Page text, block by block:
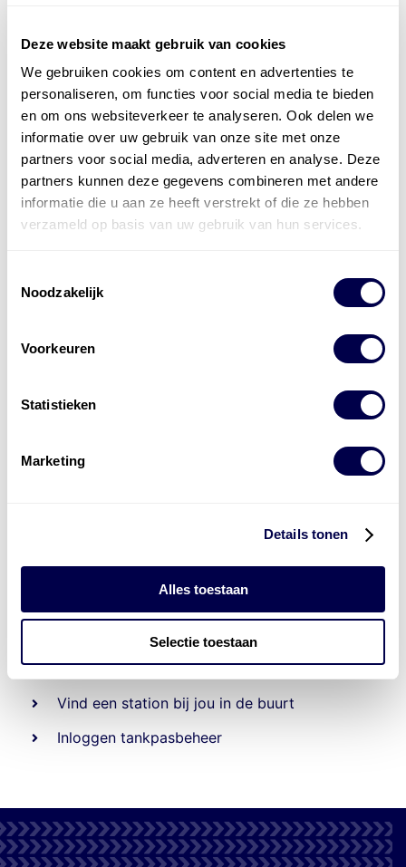
Deze website maakt gebruik van cookies
We gebruiken cookies om content en advertenties te
personaliseren, om functies voor social media te bieden
en om ons websiteverkeer te analyseren. Ook delen we
informatie over uw gebruik van onze site met onze
partners voor social media, adverteren en analyse. Deze
partners kunnen deze gegevens combineren met andere
informatie die u aan ze heeft verstrekt of die ze hebben
verzameld op basis van uw gebruik van hun services.
Noodzakelijk
Voorkeuren
Statistieken
Marketing
Details tonen
Alles toestaan
Selectie toestaan
Officieel distributeur met Mobil Smeermiddelen
voor alle sectoren
Welke olie heb ik nodig
Alle producten bekijken
ReferentiesKwikfit,Roba ,de Groot
tankstationsen duizenden
laadpassen
Den Hartog tank- en laadpas
Vind een station bij jou in de buurt
Inloggen tankpasbeheer